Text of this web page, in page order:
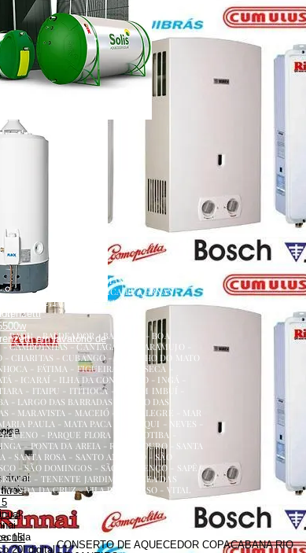
15l
20l digital CONSERTO DE AQUECEDOR COPACABANA RIO
rinnai
lorenzetti rj
muito
lapa
lorenzetti rj
gás lorenzetti
lorenzetti
em torneira
rua
em lavatório de
A GÁS, CONSERTO, MANUTENÇÃO,
ASSISTÊNCIA TÉCNICA RUA ERNANI
PEIXOTO 252 CENTRO NITERÓI
RJ
- BADU - BALDEADOR - BARRETO - BOA
- CAMBOINHAS - CANTAGALO - CARAMUJO -
- CHARITAS - CUBANGO - ENGENHO DO MATO
- FÁTIMA - FIGUEIRA - FONSECA -
- ICARAÍ - ILHA DA CONCEIÇÃO - INGÁ -
- ITAIPU - ITITIOCA - JARDIM IMBUÍ -
- LARGO DAS BARRADAS - LARGO DAS
- MARAVISTA - MACEIÓ - MAR ALEGRE - MAR
PAULA - MATA PACA - MURIQUI - NEVES -
- PARQUE FLORA - PENDOTIBA -
- PONTA DA AREIA - RIO DO OURO - SANTA
- SANTA ROSA - SANTO ANTÔNIO - SÃO
- SÃO DOMINGOS - SÃO LOURENÇO - SAPÊ -
- TENENTE JARDIM - VARZEA DAS
VENDA DA CRUZ - VILA PROGRESSO - VITAL